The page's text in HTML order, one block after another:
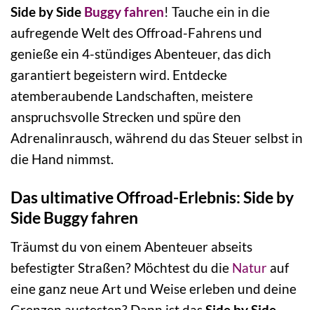
Side by Side Buggy fahren! Tauche ein in die
aufregende Welt des Offroad-Fahrens und
genieße ein 4-stündiges Abenteuer, das dich
garantiert begeistern wird. Entdecke
atemberaubende Landschaften, meistere
anspruchsvolle Strecken und spüre den
Adrenalinrausch, während du das Steuer selbst in
die Hand nimmst.
Das ultimative Offroad-Erlebnis: Side by
Side Buggy fahren
Träumst du von einem Abenteuer abseits
befestigter Straßen? Möchtest du die Natur auf
eine ganz neue Art und Weise erleben und deine